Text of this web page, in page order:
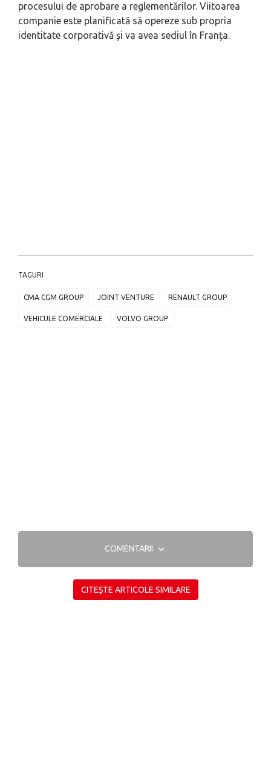
procesului de aprobare a reglementărilor. Viitoarea
companie este planificată să opereze sub propria
identitate corporativă și va avea sediul în Franța.
TAGURI
CMA CGM GROUP JOINT VENTURE RENAULT GROUP
VEHICULE COMERCIALE VOLVO GROUP
COMENTARII
CITEȘTE ARTICOLE SIMILARE